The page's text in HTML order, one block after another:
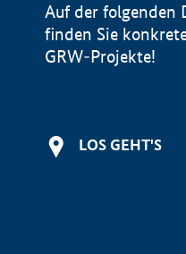
Auf der folgenden
finden Sie
GRW-Projekte!
LOS GEHT'S